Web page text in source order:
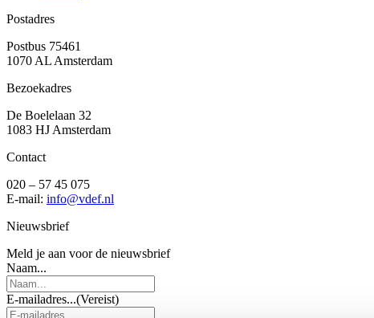
Postadres
Postbus 75461
1070 AL Amsterdam
Bezoekadres
De Boelelaan 32
1083 HJ Amsterdam
Contact
020 – 57 45 075
E-mail: info@vdef.nl
Nieuwsbrief
Meld je aan voor de nieuwsbrief
Naam...
E-mailadres...(Vereist)